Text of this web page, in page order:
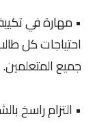
• مهارة في
احتياجات كل
جميع المتعلمين.
• التزام راسخ